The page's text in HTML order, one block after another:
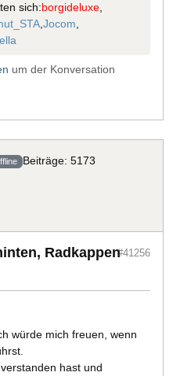
sich:borgideluxe,
,Jocom,
um der Konversation
Beiträge: 5173
Radkappen#41256
würde mich freuen, wenn
hast und